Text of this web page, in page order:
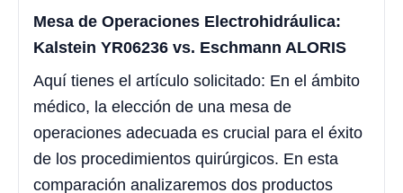
Mesa de Operaciones Electrohidráulica:
Kalstein YR06236 vs. Eschmann ALORIS
Aquí tienes el artículo solicitado: En el ámbito
médico, la elección de una mesa de
operaciones adecuada es crucial para el éxito
de los procedimientos quirúrgicos. En esta
comparación analizaremos dos productos